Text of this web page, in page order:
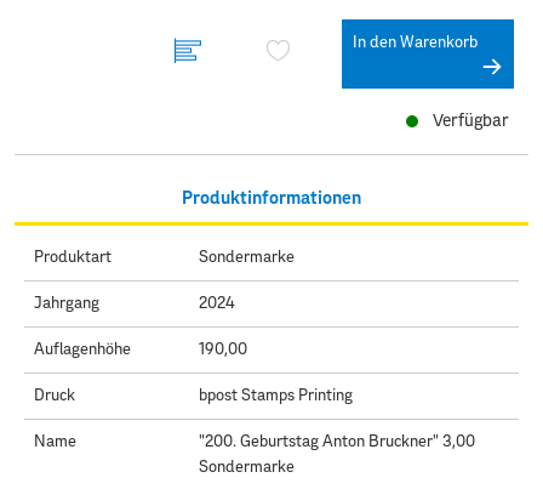
In den Warenkorb
Verfügbar
Produktinformationen
Produktart Sondermarke
Jahrgang 2024
Auflagenhöhe 190,00
Druck bpost Stamps Printing
Name
"200. Geburtstag Anton Bruckner" 3,00
Sondermarke